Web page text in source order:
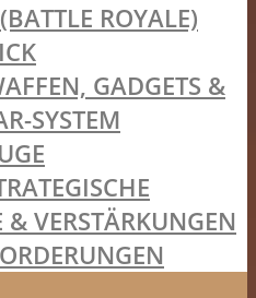
ROYALE)
GADGETS &
SYSTEM
& VERSTÄRKUNGEN